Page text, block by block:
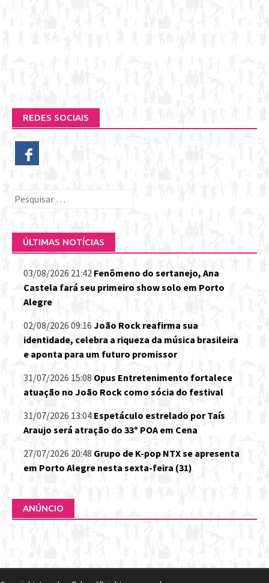
REDES SOCIAIS
Pesquisar
ÚLTIMAS NOTÍCIAS
03/08/2026 21:42 Fenômeno do sertanejo, Ana
Castela fará seu primeiro show solo em Porto
Alegre
02/08/2026 09:16 João Rock reafirma sua
identidade, celebra a riqueza da música brasileira
e aponta para um futuro promissor
31/07/2026 15:08 Opus Entretenimento fortalece
atuação no João Rock como sócia do festival
31/07/2026 13:04 Espetáculo estrelado por Taís
Araujo será atração do 33º POA em Cena
27/07/2026 20:48 Grupo de K-pop NTX se apresenta
em Porto Alegre nesta sexta-feira (31)
ANÚNCIO